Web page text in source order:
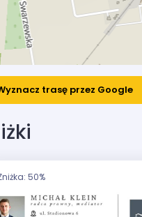
trasę przez Google
50%